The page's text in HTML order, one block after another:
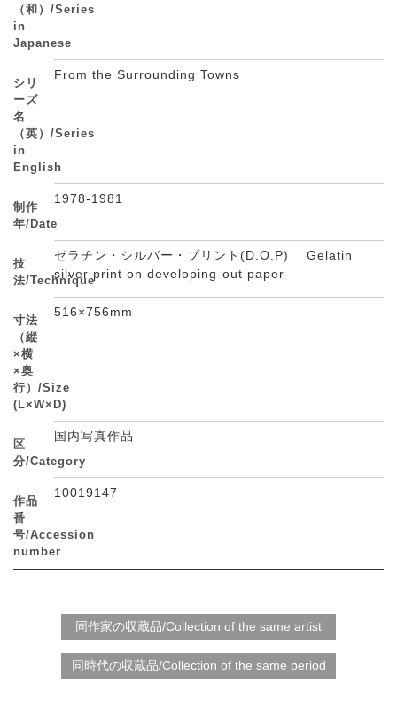
（和）/Series
in
Japanese
シリ
ーズ
名
（英）/Series
in
English
From the Surrounding Towns
制作
年/Date
1978-1981
技
法/Technique
ゼラチン・シルバー・プリント(D.O.P) Gelatin
silver print on developing-out paper
寸法
（縦
×横
×奥
行）/Size
(L×W×D)
516×756mm
区
分/Category
国内写真作品
作品
番
号/Accession
number
10019147